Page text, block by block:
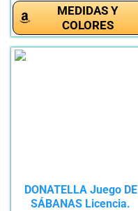
MEDIDAS Y
COLORES
DONATELLA Juego DE
SÁBANAS Licencia.